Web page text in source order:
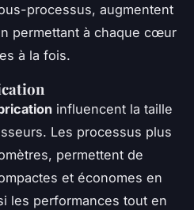
processus, augmentent
permettant à chaque cœur
à la fois.
influencent la taille
Les processus plus
permettent de
et économes en
les performances tout en